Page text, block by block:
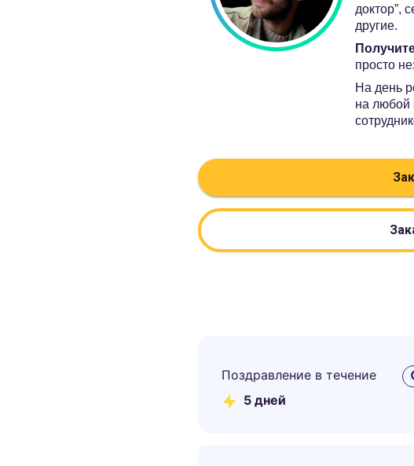
доктор”,
другие.
просто
На день
на любой
Поздравление в течение
5 дней